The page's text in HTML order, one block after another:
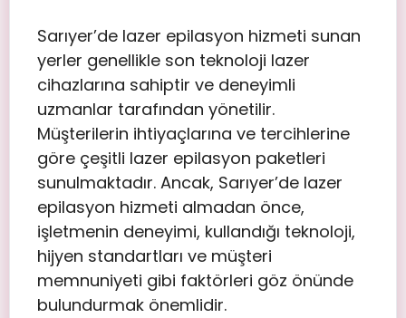
Sarıyer’de lazer epilasyon hizmeti sunan
yerler genellikle son teknoloji lazer
cihazlarına sahiptir ve deneyimli
uzmanlar tarafından yönetilir.
Müşterilerin ihtiyaçlarına ve tercihlerine
göre çeşitli lazer epilasyon paketleri
sunulmaktadır. Ancak, Sarıyer’de lazer
epilasyon hizmeti almadan önce,
işletmenin deneyimi, kullandığı teknoloji,
hijyen standartları ve müşteri
memnuniyeti gibi faktörleri göz önünde
bulundurmak önemlidir.